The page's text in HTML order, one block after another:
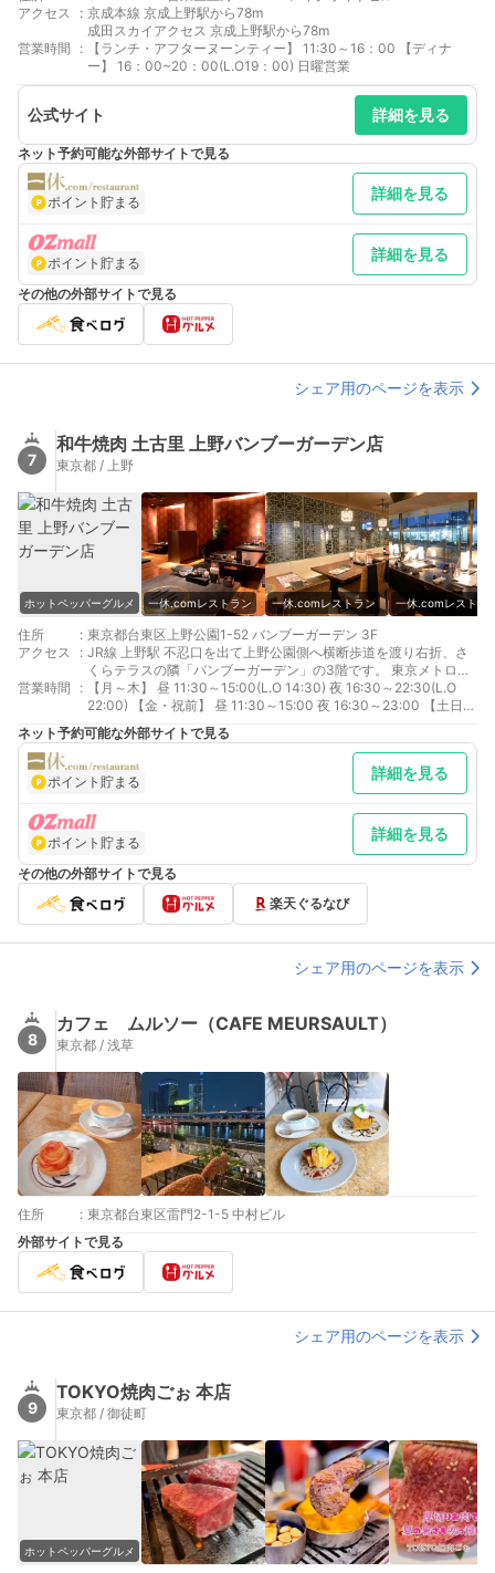
アクセス
: 京成本線 京成上野駅から78m
成田スカイアクセス 京成上野駅から78m
営業時間
:
【ランチ・アフターヌーンティー】 11:30～16：00 【ディナ
ー】 16：00~20：00(L.O19：00) 日曜営業
公式サイト 詳細を見る
ネット予約可能な外部サイトで見る
ポイント貯まる 詳細を見る
ポイント貯まる 詳細を見る
その他の外部サイトで見る
シェア用のページを表示
7
和牛焼肉 土古里 上野バンブーガーデン店
東京都 / 上野
ホットペッパーグルメ 一休.comレストラン 一休.comレストラン 一休.comレストラ
住所 : 東京都台東区上野公園1-52 バンブーガーデン 3F
アクセス
: JR線 上野駅 不忍口を出て上野公園側へ横断歩道を渡り右折、さ
くらテラスの隣「バンブーガーデン」の3階です。 東京メトロ銀
座線・日比谷線 上野駅 徒歩1分 京成線 京成上野駅 徒歩2分
営業時間 :
【月～木】 昼 11:30～15:00(L.O 14:30) 夜 16:30～22:30(L.O
22:00) 【金・祝前】 昼 11:30～15:00 夜 16:30～23:00 【土日
祝】 昼 11:00～16:30 夜 16:30～22:00 ※閉店時間については、
告知なく変更する場合がございます。
ネット予約可能な外部サイトで見る
ポイント貯まる 詳細を見る
ポイント貯まる 詳細を見る
その他の外部サイトで見る
楽天ぐるなび
シェア用のページを表示
8
カフェ ムルソー（CAFE MEURSAULT）
東京都 / 浅草
住所 : 東京都台東区雷門2-1-5 中村ビル
外部サイトで見る
シェア用のページを表示
9
TOKYO焼肉ごぉ 本店
東京都 / 御徒町
ホットペッパーグルメ